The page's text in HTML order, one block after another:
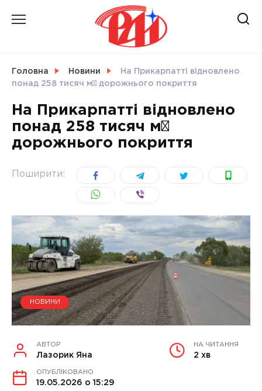
Головна Новини
На Прикарпатті відновлено
понад 258 тисяч м² дорожнього покриття
На Прикарпатті відновлено
понад 258 тисяч м²
дорожнього покриття
Поширити:
НОВИНИ
АВТОР
Лазорик Яна
НА ЧИТАННЯ
2 хв
ОПУБЛІКОВАНО
19.05.2026 о 15:29